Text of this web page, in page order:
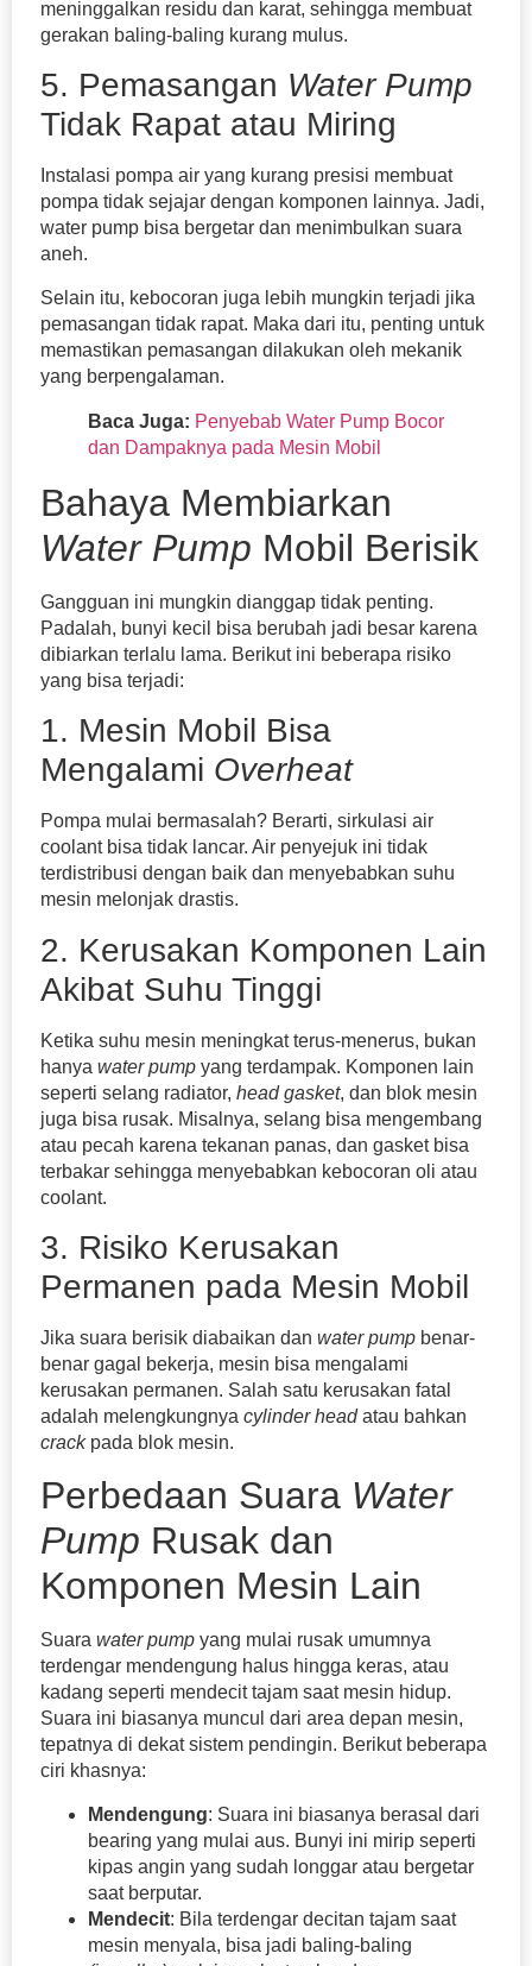
meninggalkan residu dan karat, sehingga membuat
gerakan baling-baling kurang mulus.
5. Pemasangan Water Pump
Tidak Rapat atau Miring
Instalasi pompa air yang kurang presisi membuat
pompa tidak sejajar dengan komponen lainnya. Jadi,
water pump bisa bergetar dan menimbulkan suara
aneh.
Selain itu, kebocoran juga lebih mungkin terjadi jika
pemasangan tidak rapat. Maka dari itu, penting untuk
memastikan pemasangan dilakukan oleh mekanik
yang berpengalaman.
Baca Juga: Penyebab Water Pump Bocor
dan Dampaknya pada Mesin Mobil
Bahaya Membiarkan
Water Pump Mobil Berisik
Gangguan ini mungkin dianggap tidak penting.
Padalah, bunyi kecil bisa berubah jadi besar karena
dibiarkan terlalu lama. Berikut ini beberapa risiko
yang bisa terjadi:
1. Mesin Mobil Bisa
Mengalami Overheat
Pompa mulai bermasalah? Berarti, sirkulasi air
coolant bisa tidak lancar. Air penyejuk ini tidak
terdistribusi dengan baik dan menyebabkan suhu
mesin melonjak drastis.
2. Kerusakan Komponen Lain
Akibat Suhu Tinggi
Ketika suhu mesin meningkat terus-menerus, bukan
hanya water pump yang terdampak. Komponen lain
seperti selang radiator, head gasket, dan blok mesin
juga bisa rusak. Misalnya, selang bisa mengembang
atau pecah karena tekanan panas, dan gasket bisa
terbakar sehingga menyebabkan kebocoran oli atau
coolant.
3. Risiko Kerusakan
Permanen pada Mesin Mobil
Jika suara berisik diabaikan dan water pump benar-
benar gagal bekerja, mesin bisa mengalami
kerusakan permanen. Salah satu kerusakan fatal
adalah melengkungnya cylinder headatau bahkan
crackpada blok mesin.
Perbedaan Suara Water
Pump Rusak dan
Komponen Mesin Lain
Suara water pump yang mulai rusak umumnya
terdengar mendengung halus hingga keras, atau
kadang seperti mendecit tajam saat mesin hidup.
Suara ini biasanya muncul dari area depan mesin,
tepatnya di dekat sistem pendingin. Berikut beberapa
ciri khasnya:
Mendengung: Suara ini biasanya berasal dari
bearing yang mulai aus. Bunyi ini mirip seperti
kipas angin yang sudah longgar atau bergetar
saat berputar.
Mendecit: Bila terdengar decitan tajam saat
mesin menyala, bisa jadi baling-baling